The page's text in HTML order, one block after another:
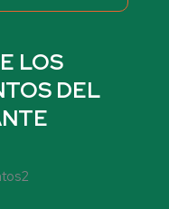
LOS
DEL